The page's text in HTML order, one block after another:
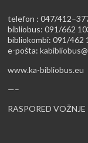
telefon : 047/
bibliobus: 091/662
bibliokombi: 091/462
e-pošta:
www.ka-bibliobus.eu
—–
RASPORED VOŽNJE